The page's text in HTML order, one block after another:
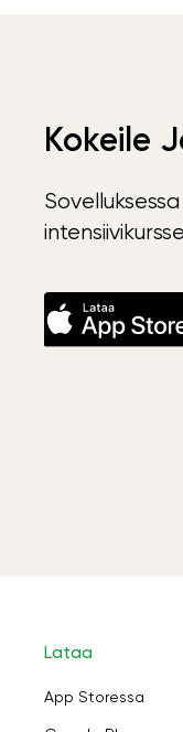
Kokeile
Lataa
App Storessa